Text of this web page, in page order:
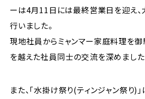
ーは4月11日には最終営業日を迎え
行いました。
現地社員からミャンマー家庭料理を御
を越えた社員同士の交流を深めました
また、「水掛け祭り(ティンジャン祭り)